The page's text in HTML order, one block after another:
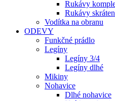
Rukávy
Rukávy
Vodítka na obranu
ODEVY
Funkčné prádlo
Legíny
Legíny 3/4
Legíny dlhé
Mikiny
Nohavice
Dlhé nohavice